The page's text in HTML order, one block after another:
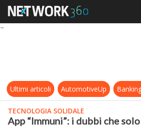
App
Ultimi articoli AutomotiveUp
TECNOLOGIA SOLIDALE
App “Immuni”: i dubbi che